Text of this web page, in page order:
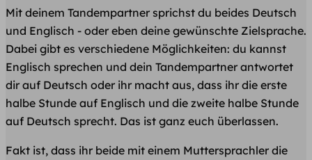
Mit deinem Tandempartner sprichst du beides Deutsch
und Englisch - oder eben deine gewünschte Zielsprache.
Dabei gibt es verschiedene Möglichkeiten: du kannst
Englisch sprechen und dein Tandempartner antwortet
dir auf Deutsch oder ihr macht aus, dass ihr die erste
halbe Stunde auf Englisch und die zweite halbe Stunde
auf Deutsch sprecht. Das ist ganz euch überlassen.
Fakt ist, dass ihr beide mit einem Muttersprachler die